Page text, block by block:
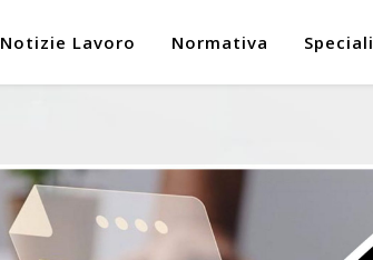
Notizie Lavoro Normativa Speciali